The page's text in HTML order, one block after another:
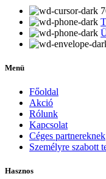
Menü
Főoldal
Akció
Rólunk
Kapcsolat
Céges partnereknek
Személyre szabott
Hasznos